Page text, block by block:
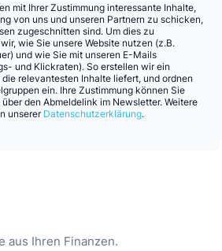
mit Ihrer Zustimmung interessante Inhalte,
von uns und unseren Partnern zu schicken,
zugeschnitten sind. Um dies zu
wie Sie unsere Website nutzen (z.B.
und wie Sie mit unseren E-Mails
und Klickraten). So erstellen wir ein
relevantesten Inhalte liefert, und ordnen
ein. Ihre Zustimmung können Sie
den Abmeldelink im Newsletter. Weitere
unserer Datenschutzerklärung.
aus Ihren Finanzen.